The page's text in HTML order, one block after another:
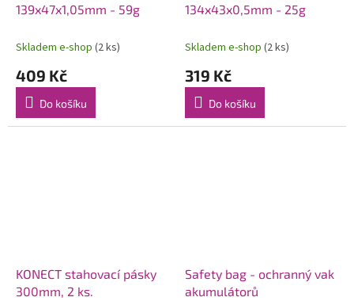
139x47x1,05mm - 59g
Skladem e-shop (2 ks)
409 Kč
Do košíku
134x43x0,5mm - 25g
Skladem e-shop (2 ks)
319 Kč
Do košíku
KONECT stahovací pásky
300mm, 2 ks.
Safety bag - ochranný vak
akumulátorů